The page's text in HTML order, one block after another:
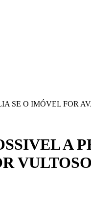
SE O IMÓVEL FOR
A
VULTOSO